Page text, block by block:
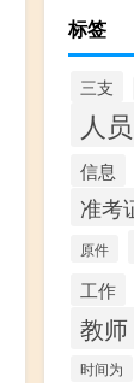
标签
三支
人员
信息
准考
原件
工作
教师
时间为